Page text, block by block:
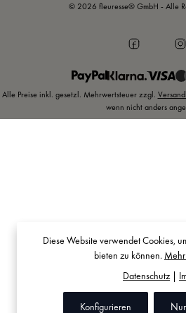
© 2026 fleuresse® GmbH - Alle
Alle Preise inkl. gesetzl. Mehrwertsteuer zzgl.
wenn nicht anders
Diese Website verwendet Cookies,
bieten zu können.
Datenschutz|
Konfigurieren